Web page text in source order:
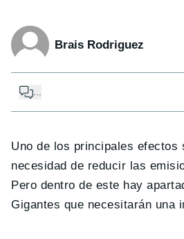
Brais Rodriguez
Uno de los principales efectos
necesidad de reducir las
Pero dentro de este hay
Gigantes que necesitarán una